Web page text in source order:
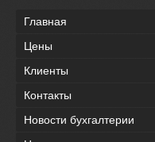
Главная
Цены
Клиенты
Контакты
Новости бухгалтерии